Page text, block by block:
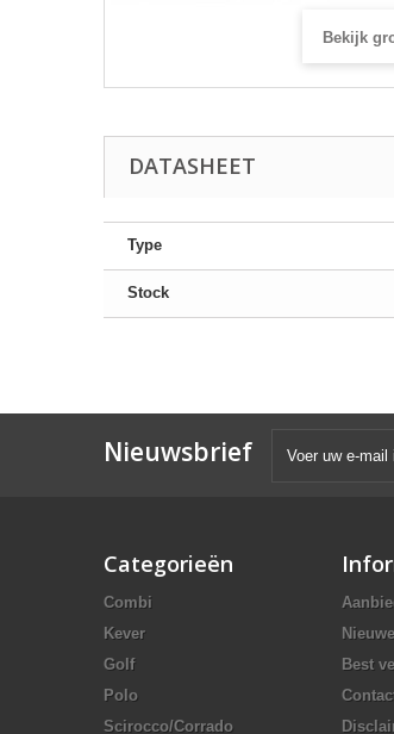
Bekijk
DATASHEET
Type
Stock
Nieuwsbrief
Categorieën
Combi
Kever
Golf
Polo
Scirocco/Corrado
Best